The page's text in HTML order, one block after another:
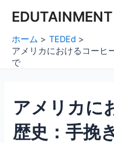
ホーム
TEDEd
アメリカにおけるコーヒ
で
アメリカに
歴史：手挽
navigation